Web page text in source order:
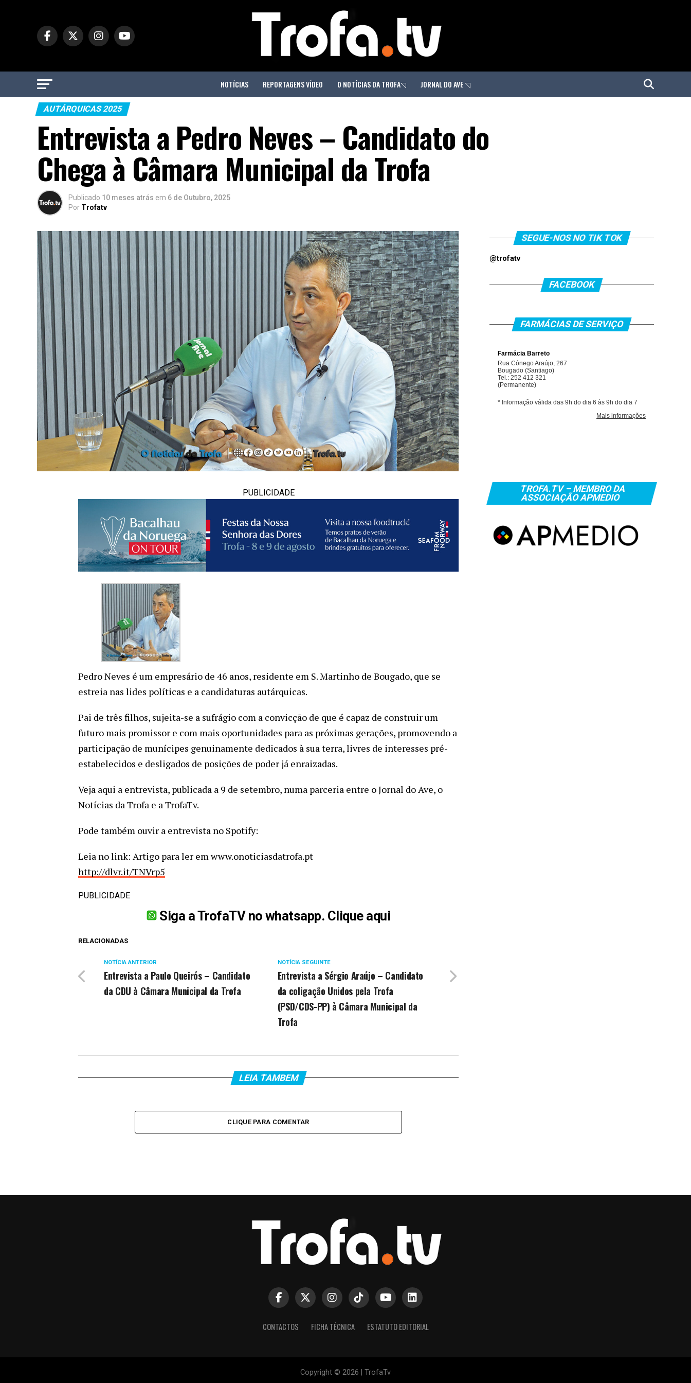
NOTÍCIAS REPORTAGENS VÍDEO O NOTÍCIAS DA TROFA◹ JORNAL DO AVE ◹
AUTÁRQUICAS 2025
Entrevista a Pedro Neves – Candidato do
Chega à Câmara Municipal da Trofa
Publicado 10 meses atrás em 6 de Outubro, 2025
Por Trofatv
PUBLICIDADE
Pedro Neves é um empresário de 46 anos, residente em S. Martinho de Bougado, que se
estreia nas lides políticas e a candidaturas autárquicas.
Pai de três filhos, sujeita-se a sufrágio com a convicção de que é capaz de construir um
futuro mais promissor e com mais oportunidades para as próximas gerações, promovendo a
participação de munícipes genuinamente dedicados à sua terra, livres de interesses pré-
estabelecidos e desligados de posições de poder já enraizadas.
Veja aqui a entrevista, publicada a 9 de setembro, numa parceria entre o Jornal do Ave, o
Notícias da Trofa e a TrofaTv.
Pode também ouvir a entrevista no Spotify:
Leia no link: Artigo para ler em www.onoticiasdatrofa.pt
http://dlvr.it/TNVrp5
PUBLICIDADE
Siga a TrofaTV no whatsapp. Clique aqui
RELACIONADAS
NOTÍCIA SEGUINTE
Entrevista a Sérgio Araújo – Candidato
da coligação Unidos pela Trofa
(PSD/CDS-PP) à Câmara Municipal da
Trofa
NOTÍCIA ANTERIOR
Entrevista a Paulo Queirós – Candidato
da CDU à Câmara Municipal da Trofa
LEIA TAMBEM
CLIQUE PARA COMENTAR
SEGUE-NOS NO TIK TOK
@trofatv
FACEBOOK
FARMÁCIAS DE SERVIÇO
TROFA.TV – MEMBRO DA
ASSOCIAÇÃO APMEDIO
CONTACTOS FICHA TÉCNICA ESTATUTO EDITORIAL
Copyright © 2026 | TrofaTv